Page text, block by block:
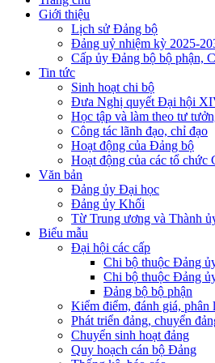
Giới thiệu
Lịch sử Đảng bộ
Đảng uỷ nhiệm kỳ 2025-
Cấp ủy Đảng bộ bộ phận,
Tin tức
Sinh hoạt chi bộ
Đưa Nghị quyết Đại hội
Học tập và làm theo tư
Công tác lãnh đạo, chỉ đạo
Hoạt động của Đảng bộ
Hoạt động của các tổ chức
Văn bản
Đảng ủy Đại học
Đảng ủy Khối
Từ Trung ương và Thành
Biểu mẫu
Đại hội các cấp
Chi bộ thuộc Đảng
Chi bộ thuộc Đảng
Đảng bộ bộ phận
Kiểm điểm, đánh giá, phân
Phát triển đảng, chuyển
Chuyển sinh hoạt đảng
Quy hoạch cán bộ Đảng